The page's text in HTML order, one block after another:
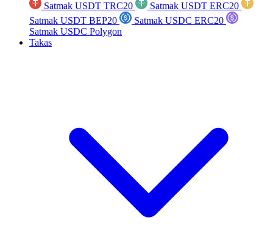
Satmak USDT TRC20
Satmak USDT ERC20
Satmak USDT BEP20
Satmak USDC ERC20
Satmak USDC Polygon
Takas